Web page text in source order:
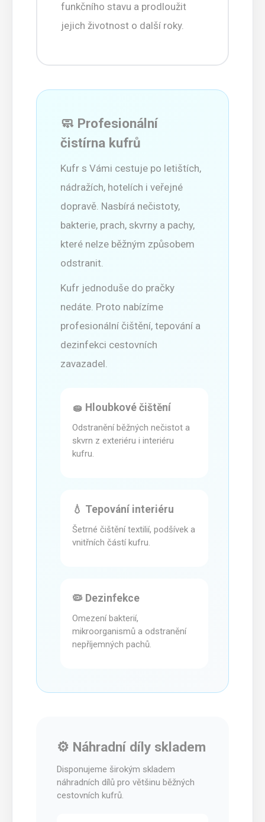
funkčního stavu a prodloužit
jejich životnost o další roky.
🧼 Profesionální
čistírna kufrů
Kufr s Vámi cestuje po letištích,
nádražích, hotelích i veřejné
dopravě. Nasbírá nečistoty,
bakterie, prach, skvrny a pachy,
které nelze běžným způsobem
odstranit.
Kufr jednoduše do pračky
nedáte. Proto nabízíme
profesionální čištění, tepování a
dezinfekci cestovních
zavazadel.
🧽 Hloubkové čištění
Odstranění běžných nečistot a
skvrn z exteriéru i interiéru
kufru.
💧 Tepování interiéru
Šetrné čištění textilií, podšívek a
vnitřních částí kufru.
🦠 Dezinfekce
Omezení bakterií,
mikroorganismů a odstranění
nepříjemných pachů.
⚙️ Náhradní díly skladem
Disponujeme širokým skladem
náhradních dílů pro většinu běžných
cestovních kufrů.